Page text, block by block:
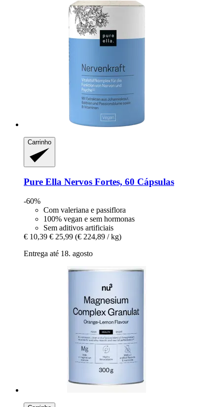
Carrinho
Pure Ella Nervos Fortes, 60 Cápsulas
-60%
Com valeriana e passiflora
100% vegan e sem hormonas
Sem aditivos artificiais
€ 10,39 € 25,99 (€ 224,89 / kg)
Entrega até 18. agosto